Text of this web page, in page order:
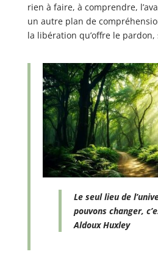
rien à faire, à comprendre,
un autre plan de
la libération qu’offre le
Le seul lieu de
pouvons changer,
Aldoux Huxley